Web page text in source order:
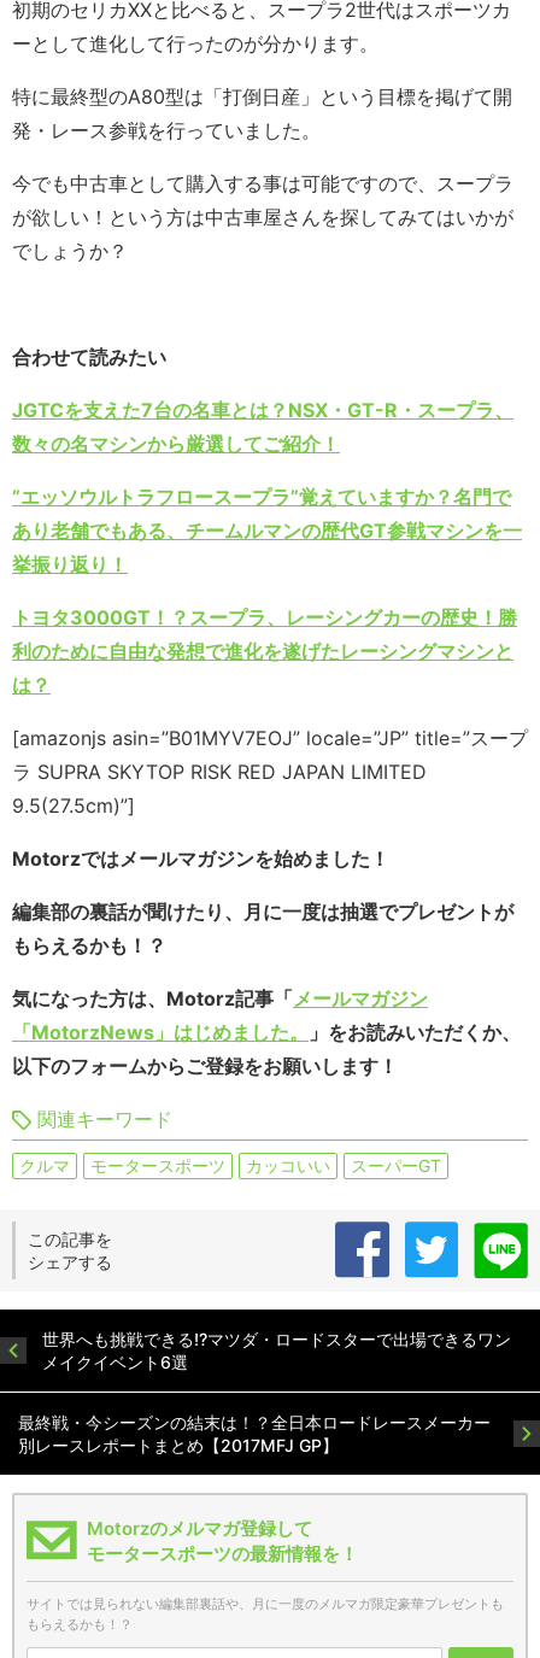
初期のセリカXXと比べると、スープラ2世代はスポーツカ
ーとして進化して行ったのが分かります。
特に最終型のA80型は「打倒日産」という目標を掲げて開
発・レース参戦を行っていました。
今でも中古車として購入する事は可能ですので、スープラ
が欲しい！という方は中古車屋さんを探してみてはいかが
でしょうか？
合わせて読みたい
JGTCを支えた7台の名車とは？NSX・GT-R・スープラ、
数々の名マシンから厳選してご紹介！
”エッソウルトラフロースープラ”覚えていますか？名門で
あり老舗でもある、チームルマンの歴代GT参戦マシンを一
挙振り返り！
トヨタ3000GT！？スープラ、レーシングカーの歴史！勝
利のために自由な発想で進化を遂げたレーシングマシンと
は？
[amazonjs asin=”B01MYV7EOJ” locale=”JP” title=”スープ
ラ SUPRA SKYTOP RISK RED JAPAN LIMITED
9.5(27.5cm)”]
Motorzではメールマガジンを始めました！
編集部の裏話が聞けたり、月に一度は抽選でプレゼントが
もらえるかも！？
気になった方は、Motorz記事「 メールマガジン
「MotorzNews」はじめました。
」をお読みいただくか、
以下のフォームからご登録をお願いします！
関連キーワード
クルマ モータースポーツ カッコいい スーパーGT
この記事を
シェアする
世界へも挑戦できる!?マツダ・ロードスターで出場できるワン
メイクイベント6選
最終戦・今シーズンの結末は！？全日本ロードレースメーカー
別レースレポートまとめ【2017MFJ GP】
Motorzのメルマガ登録して
モータースポーツの最新情報を！
サイトでは見られない編集部裏話や、月に一度のメルマガ限定豪華プレゼントも
もらえるかも！？